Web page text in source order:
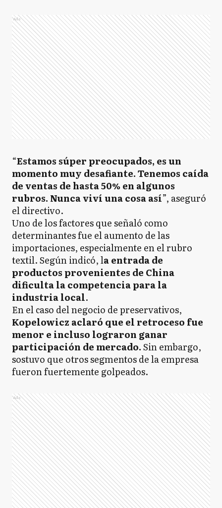
Ads
“Estamos súper preocupados, es un
momento muy desafiante. Tenemos caída
de ventas de hasta 50% en algunos
rubros. Nunca viví una cosa así”, aseguró
el directivo.
Uno de los factores que señaló como
determinantes fue el aumento de las
importaciones, especialmente en el rubro
textil. Según indicó, la entrada de
productos provenientes de China
dificulta la competencia para la
industria local.
En el caso del negocio de preservativos,
Kopelowicz aclaró que el retroceso fue
menor e incluso lograron ganar
participación de mercado.Sin embargo,
sostuvo que otros segmentos de la empresa
fueron fuertemente golpeados.
Ads